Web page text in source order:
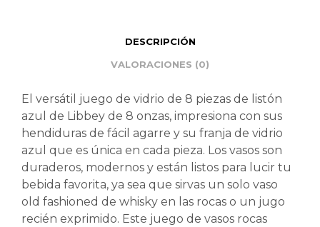
DESCRIPCIÓN
VALORACIONES (0)
El versátil juego de vidrio de 8 piezas de listón
azul de Libbey de 8 onzas, impresiona con sus
hendiduras de fácil agarre y su franja de vidrio
azul que es única en cada pieza. Los vasos son
duraderos, modernos y están listos para lucir tu
bebida favorita, ya sea que sirvas un solo vaso
old fashioned de whisky en las rocas o un jugo
recién exprimido. Este juego de vasos rocas